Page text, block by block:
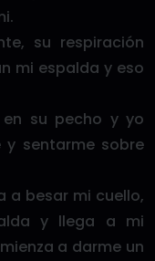
su respiración
mi espalda y eso
su pecho y yo
sentarme sobre
a besar mi cuello,
y llega a mi
a darme un